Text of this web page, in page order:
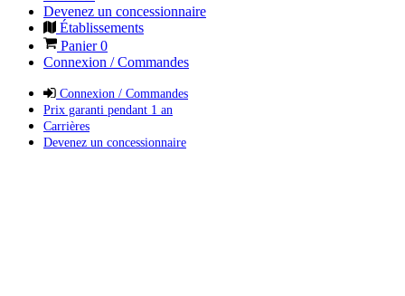
Devenez un concessionnaire
Établissements
Panier0
Connexion / Commandes
Connexion / Commandes
Prix garanti pendant 1 an
Carrières
Devenez un concessionnaire